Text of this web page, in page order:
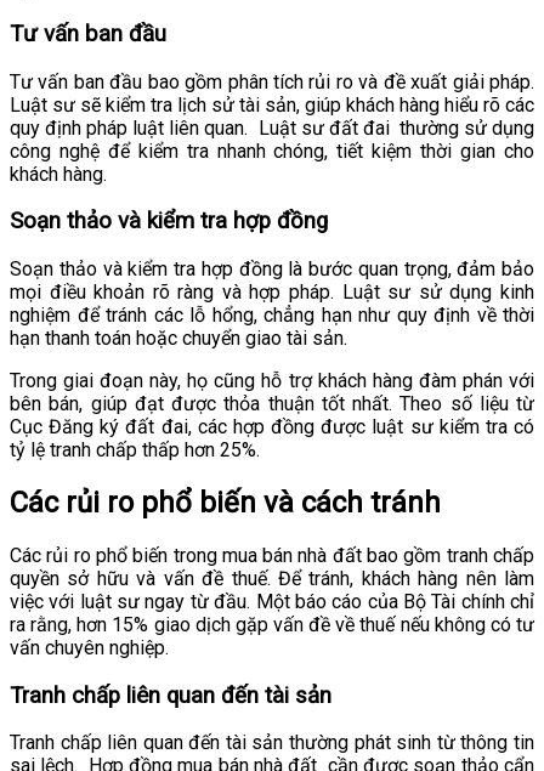
Tư vấn ban đầu
Tư vấn ban đầu bao gồm phân tích rủi ro và đề xuất giải pháp.
Luật sư sẽ kiểm tra lịch sử tài sản, giúp khách hàng hiểu rõ các
quy định pháp luật liên quan. Luật sư đất đai thường sử dụng
công nghệ để kiểm tra nhanh chóng, tiết kiệm thời gian cho
khách hàng.
Soạn thảo và kiểm tra hợp đồng
Soạn thảo và kiểm tra hợp đồng là bước quan trọng, đảm bảo
mọi điều khoản rõ ràng và hợp pháp. Luật sư sử dụng kinh
nghiệm để tránh các lỗ hổng, chẳng hạn như quy định về thời
hạn thanh toán hoặc chuyển giao tài sản.
Trong giai đoạn này, họ cũng hỗ trợ khách hàng đàm phán với
bên bán, giúp đạt được thỏa thuận tốt nhất. Theo số liệu từ
Cục Đăng ký đất đai, các hợp đồng được luật sư kiểm tra có
tỷ lệ tranh chấp thấp hơn 25%.
Các rủi ro phổ biến và cách tránh
Các rủi ro phổ biến trong mua bán nhà đất bao gồm tranh chấp
quyền sở hữu và vấn đề thuế. Để tránh, khách hàng nên làm
việc với luật sư ngay từ đầu. Một báo cáo của Bộ Tài chính chỉ
ra rằng, hơn 15% giao dịch gặp vấn đề về thuế nếu không có tư
vấn chuyên nghiệp.
Tranh chấp liên quan đến tài sản
Tranh chấp liên quan đến tài sản thường phát sinh từ thông tin
sai lệch.
Hợp đồng mua bán nhà đất cần được soạn thảo cẩn